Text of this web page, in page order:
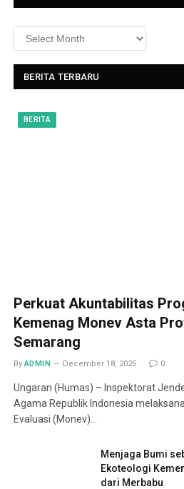
BERITA TERBARU
BERITA
Perkuat Akuntabilitas
Kemenag Monev Asta
Semarang
By ADMIN December 18, 2025 0
Ungaran (Humas) – Inspektorat
Agama Republik Indonesia
Evaluasi (Monev)…
Menjaga Bumi
Ekoteologi
dari Merbabu